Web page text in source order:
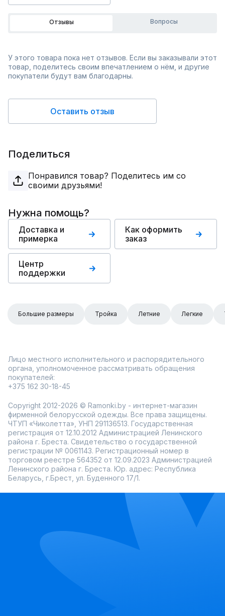
Отзывы Вопросы
У этого товара пока нет отзывов. Если вы заказывали этот
товар, поделитесь своим впечатлением о нём, и другие
покупатели будут вам благодарны.
Оставить отзыв
Поделиться
Понравился товар? Поделитесь им со
своими друзьями!
Нужна помощь?
Доставка и
примерка
Как оформить
заказ
Центр
поддержки
Большие размеры Тройка Летние Легкие
Лицо местного исполнительного и распорядительного
органа, уполномоченное рассматривать обращения
покупателей:
+375 162 30-18-45
Copyright 2012-2026 © Ramonki.by - интернет-магазин
фирменной белорусской одежды. Все права защищены.
ЧТУП «Чиколетта», УНП 291136513. Государственная
регистрация от 12.10.2012 Администрацией Ленинского
района г. Бреста. Свидетельство о государственной
регистрации № 0061143. Регистрационный номер в
торговом реестре 564352 от 12.09.2023 Администрацией
Ленинского района г. Бреста. Юр. адрес: Республика
Беларусь, г.Брест, ул. Буденного 17/1.